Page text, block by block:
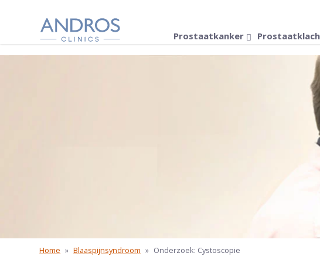
Prostaatkanker
Home » Blaaspijnsyndroom » Onderzoek: Cystoscopie